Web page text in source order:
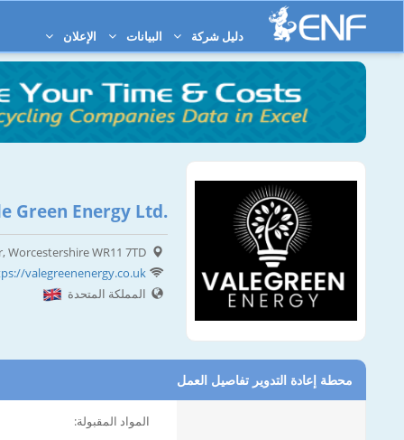
دليل شركة البيانات الإعلان
Green Energy Ltd.
WR11 7TD
valegreenenergy.co.uk
المملكة المتحدة
محطة إعادة التدوير تفاصيل العمل
المواد المقبولة: